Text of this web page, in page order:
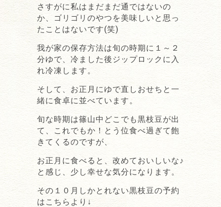
さすがに私はまだまだ通ではないの
か、ゴリゴリのやつを美味しいと思っ
たことはないです(笑)
我が家の保存方法は旬の時期に１～２
分ゆで、冷ました後ジップロックに入
れ冷凍します。
そして、お正月にゆで直しおせちと一
緒に食卓に並べています。
旬な時期は篠山中どこでも黒枝豆が出
て、これでもか！とう位食べ過ぎて飽
きてくるのですが、
お正月に食べると、改めておいしいな♪
と感じ、少し幸せな気分になります。
その１０月しかとれない黒枝豆の予約
はこちらより↓